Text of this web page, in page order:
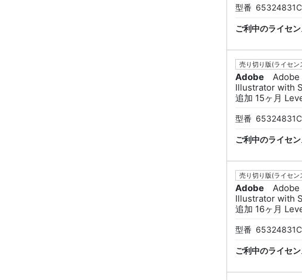
型番
ご利中のライセ
売り切り版(ライセン
Adobe
Adobe
Illustrator with
追加 15ヶ月
型番
ご利中のライセ
売り切り版(ライセン
Adobe
Adobe
Illustrator with
追加 16ヶ月
型番
ご利中のライセ